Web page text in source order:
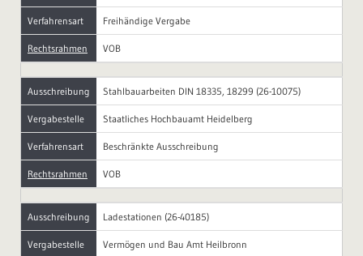
Verfahrensart Freihändige Vergabe
Rechtsrahmen VOB
Ausschreibung Stahlbauarbeiten DIN 18335, 18299 (26-10075)
Vergabestelle Staatliches Hochbauamt Heidelberg
Verfahrensart Beschränkte Ausschreibung
Rechtsrahmen VOB
Ausschreibung Ladestationen (26-40185)
Vergabestelle Vermögen und Bau Amt Heilbronn